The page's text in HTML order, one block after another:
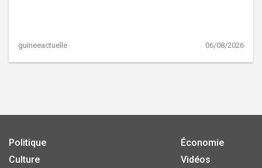
guineeactuelle 06/08/2026
Politique
Culture
Économie
Vidéos